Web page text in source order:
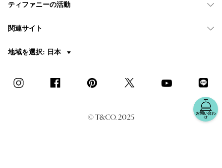
お問い合わ
せ
ティファニーの活動
関連サイト
地域を選択: 日本
© T&CO. 2025